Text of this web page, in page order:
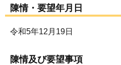
陳情・要望年月日
令和5年12月19日
陳情及び要望事項